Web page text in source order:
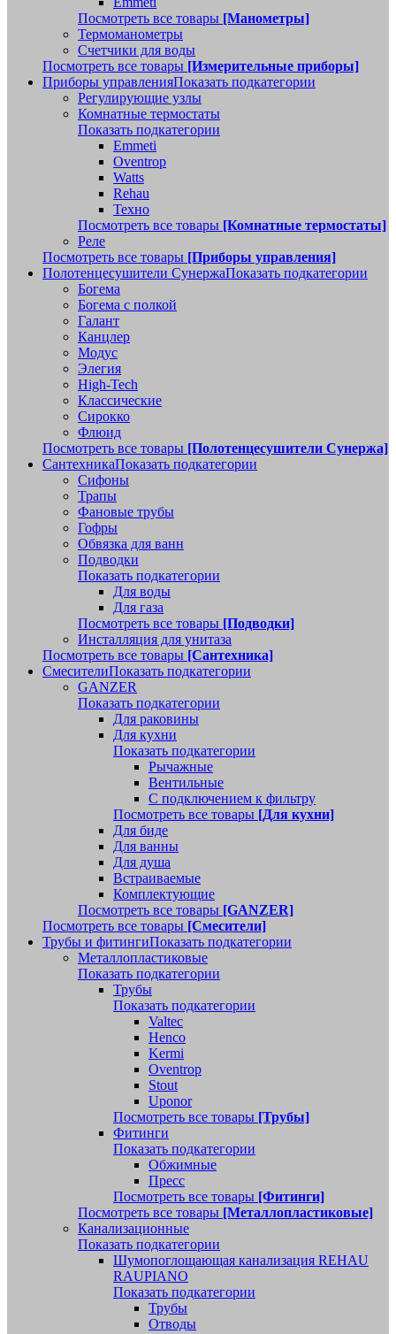
Посмотреть все товары [Манометры]
Термоманометры
Счетчики для воды
Посмотреть все товары [Измерительные приборы]
Приборы управленияПоказать подкатегории
Регулирующие узлы
Комнатные термостаты
Показать подкатегории
Emmeti
Oventrop
Watts
Rehau
Техно
Посмотреть все товары [Комнатные термостаты]
Реле
Посмотреть все товары [Приборы управления]
Полотенцесушители СунержаПоказать подкатегории
Богема
Богема с полкой
Галант
Канцлер
Модус
Элегия
High-Tech
Классические
Сирокко
Флюид
Посмотреть все товары [Полотенцесушители Сунержа]
СантехникаПоказать подкатегории
Сифоны
Трапы
Фановые трубы
Гофры
Обвязка для ванн
Подводки
Показать подкатегории
Для воды
Для газа
Посмотреть все товары [Подводки]
Инсталляция для унитаза
Посмотреть все товары [Сантехника]
СмесителиПоказать подкатегории
GANZER
Показать подкатегории
Для раковины
Для кухни
Показать подкатегории
Рычажные
Вентильные
С подключением к фильтру
Посмотреть все товары [Для кухни]
Для биде
Для ванны
Для душа
Встраиваемые
Комплектующие
Посмотреть все товары [GANZER]
Посмотреть все товары [Смесители]
Трубы и фитингиПоказать подкатегории
Металлопластиковые
Показать подкатегории
Трубы
Показать подкатегории
Valtec
Henco
Kermi
Oventrop
Stout
Uponor
Посмотреть все товары [Трубы]
Фитинги
Показать подкатегории
Обжимные
Пресс
Посмотреть все товары [Фитинги]
Посмотреть все товары [Металлопластиковые]
Канализационные
Показать подкатегории
Шумопоглощающая канализация REHAU
RAUPIANO
Показать подкатегории
Трубы
Отводы